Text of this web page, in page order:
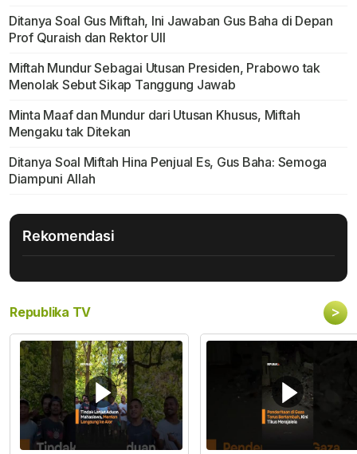
Ditanya Soal Gus Miftah, Ini Jawaban Gus Baha di Depan
Prof Quraish dan Rektor UII
Miftah Mundur Sebagai Utusan Presiden, Prabowo tak
Menolak Sebut Sikap Tanggung Jawab
Minta Maaf dan Mundur dari Utusan Khusus, Miftah
Mengaku tak Ditekan
Ditanya Soal Miftah Hina Penjual Es, Gus Baha: Semoga
Diampuni Allah
Rekomendasi
Republika TV >